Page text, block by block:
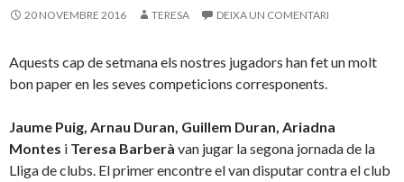
20 NOVEMBRE 2016 TERESA DEIXA UN COMENTARI
Aquests cap de setmana els nostres jugadors han fet un molt
bon paper en les seves competicions corresponents.
Jaume Puig, Arnau Duran, Guillem Duran, Ariadna
Montes i Teresa Barberà van jugar la segona jornada de la
Lliga de clubs. El primer encontre el van disputar contra el club